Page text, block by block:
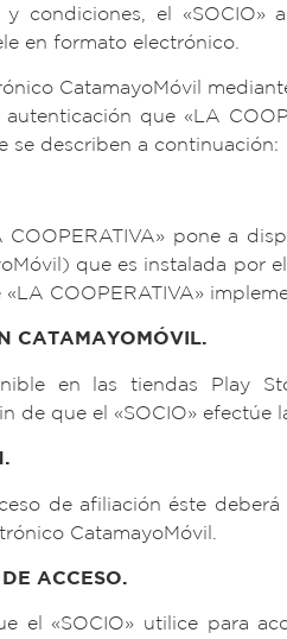
condiciones, el
en formato electrónico.
CatamayoMóvil
que «LA
se describen a continuación:
pone a
que es instalada por
COOPERATIVA»
CATAMAYOMÓVIL.
en las tiendas Play
de que el «SOCIO» efectúe
de afiliación éste
CatamayoMóvil.
ACCESO.
el «SOCIO» utilice para